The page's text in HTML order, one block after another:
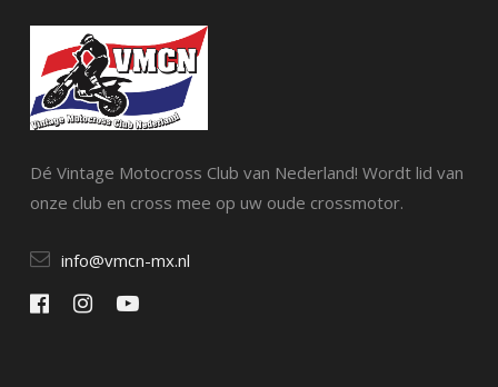
Dé Vintage Motocross Club van Nederland! Wordt lid van
onze club en cross mee op uw oude crossmotor.
info@vmcn-mx.nl